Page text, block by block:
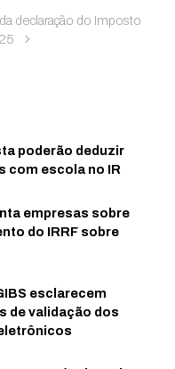
declaração do Imposto
poderão deduzir
com escola no IR
empresas sobre
do IRRF sobre
esclarecem
de validação dos